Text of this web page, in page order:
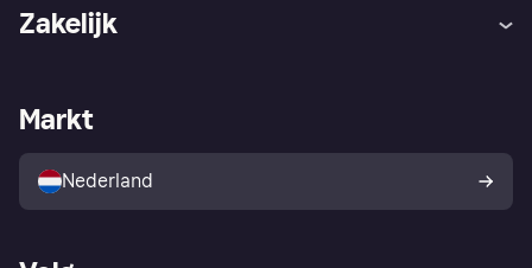
Winkeloverzicht
Kopersbescherming voor
consumenten
Zakelijk
Zakelijke login
Markt
Nederland